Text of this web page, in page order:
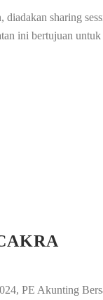
sharing
ini bertujuan untuk
PE Akunting